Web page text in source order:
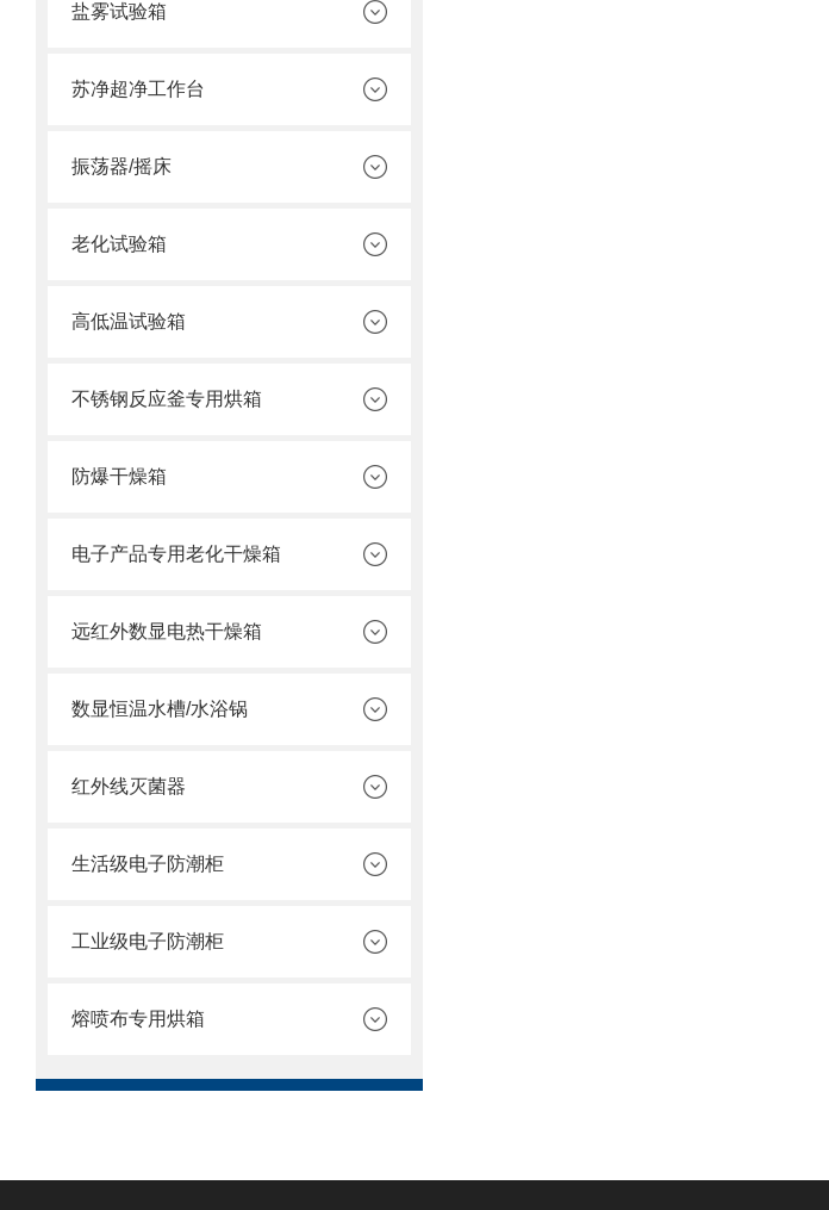
盐雾试验箱
苏净超净工作台
振荡器/摇床
老化试验箱
高低温试验箱
不锈钢反应釜专用烘箱
防爆干燥箱
电子产品专用老化干燥箱
远红外数显电热干燥箱
数显恒温水槽/水浴锅
红外线灭菌器
生活级电子防潮柜
工业级电子防潮柜
熔喷布专用烘箱